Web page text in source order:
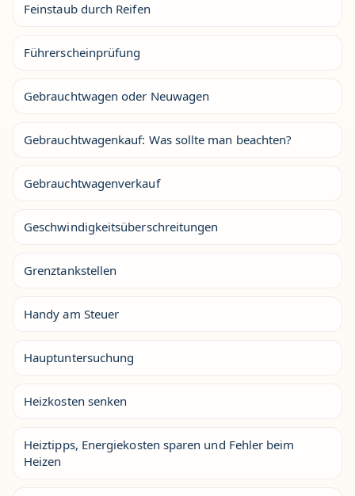
Feinstaub durch Reifen
Führerscheinprüfung
Gebrauchtwagen oder Neuwagen
Gebrauchtwagenkauf: Was sollte man beachten?
Gebrauchtwagenverkauf
Geschwindigkeitsüberschreitungen
Grenztankstellen
Handy am Steuer
Hauptuntersuchung
Heizkosten senken
Heiztipps, Energiekosten sparen und Fehler beim
Heizen